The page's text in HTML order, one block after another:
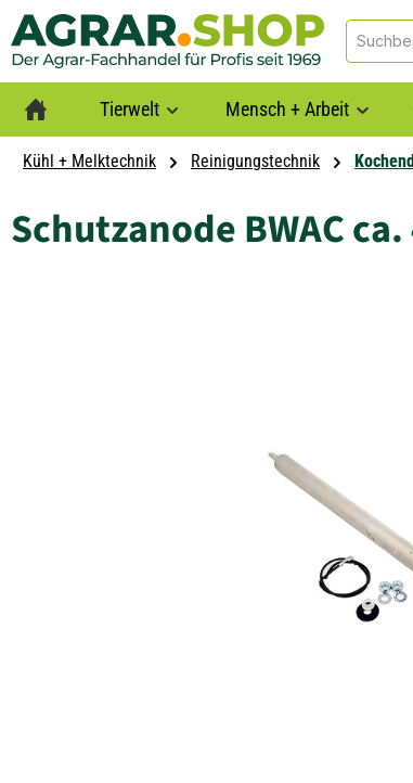
Zur Hauptnavigation springen
Tierwelt Mensch + Arbeit
Kühl + Melktechnik Reinigungstechnik
Schutzanode BWAC